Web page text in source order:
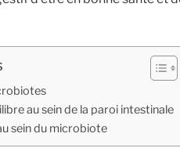
au sein de la paroi intestinale
sein du microbiote